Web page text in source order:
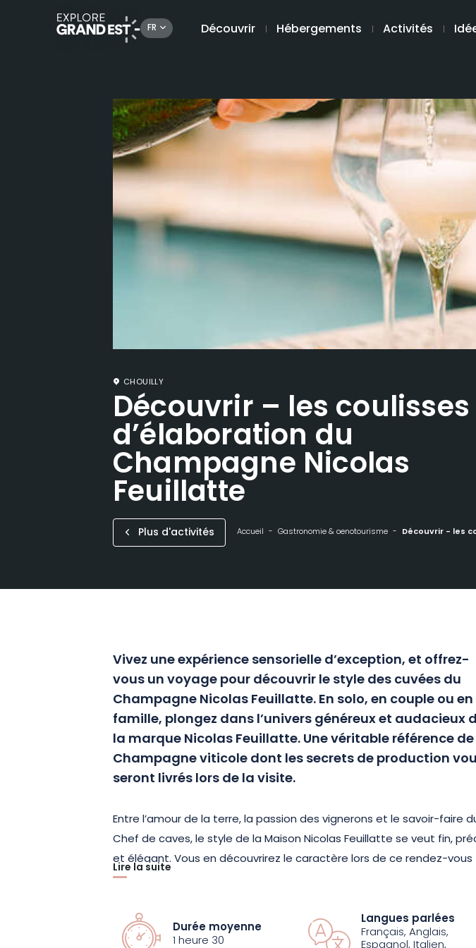
FR Découvrir Hébergements Activités
CHOUILLY
Découvrir – les coulisses
d’élaboration du
Champagne Nicolas
Feuillatte
Plus d'activités Accueil Gastronomie & oenotourisme Découvrir - les coulisses d'élaboration du
Vivez une expérience sensorielle d’exception, et offrez-
vous un voyage pour découvrir le style des cuvées du
Champagne Nicolas Feuillatte. En solo, en couple ou en
famille, plongez dans l’univers généreux et audacieux
la marque Nicolas Feuillatte. Une véritable référence
Champagne viticole dont les secrets de production
seront livrés lors de la visite.
Entre l’amour de la terre, la passion des vignerons et le savoir-faire
Chef de caves, le style de la Maison Nicolas Feuillatte se veut fin,
et élégant. Vous en découvrirez le caractère lors de ce rendez-vous
d’initiation qui inclut une visite et une dégustation de 2 champagnes.
D’une durée de 1 heure, cette visite vous conduira dans les coulisses
d’une grande Maison de Champagne. Un parcours à la fois convivial et
Lire la suite
Durée moyenne
1 heure 30
Langues parlées
Français, Anglais,